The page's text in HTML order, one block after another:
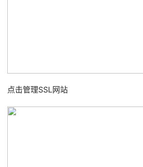
点击管理SSL网站